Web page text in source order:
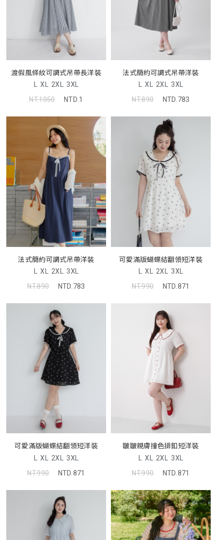
渡假風條紋可調式吊帶長洋裝
L XL 2XL 3XL
NT.1050
NTD.1
法式簡約可調式吊帶洋裝
L XL 2XL 3XL
NT.890
NTD.783
法式簡約可調式吊帶洋裝
L XL 2XL 3XL
NT.890
NTD.783
可愛滿版蝴蝶結翻領短洋裝
L XL 2XL 3XL
NT.990
NTD.871
可愛滿版蝴蝶結翻領短洋裝
L XL 2XL 3XL
NT.990
NTD.871
皺皺親膚撞色排釦短洋裝
L XL 2XL 3XL
NT.990
NTD.871